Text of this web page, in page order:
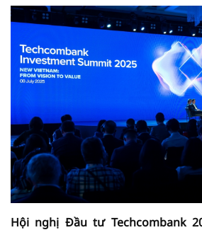
Hội nghị Đầu tư Techcombank